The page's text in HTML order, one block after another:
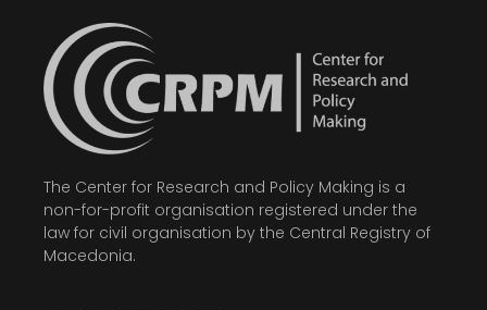
The Center for Research and Policy Making is a
non-for-profit organisation registered under the
law for civil organisation by the Central Registry of
Macedonia.